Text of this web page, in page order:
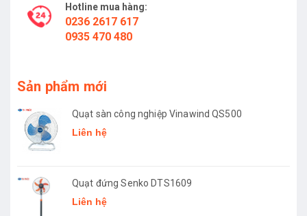
Hotline mua hàng:
0236 2617 617
0935 470 480
Sản phẩm mới
Quạt sàn công nghiệp Vinawind QS500
Liên hệ
Quạt đứng Senko DTS1609
Liên hệ